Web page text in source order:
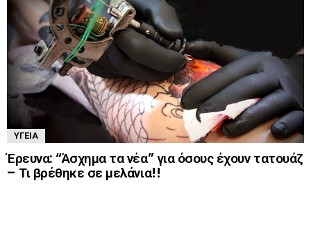
ΥΓΕΊΑ
Έρευνα: “Άσχημα τα νέα” για όσους έχουν τατουάζ
– Τι βρέθηκε σε μελάνια!!